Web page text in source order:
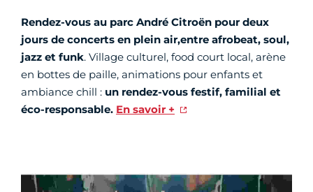
Rendez-vous au parc André Citroën pour deux
jours de concerts en plein air,entre afrobeat, soul,
jazz et funk. Village culturel, food court local, arène
en bottes de paille, animations pour enfants et
ambiance chill : un rendez-vous festif, familial et
éco-responsable. En savoir +